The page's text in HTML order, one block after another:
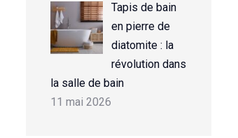
Tapis de bain
en pierre de
diatomite : la
révolution dans
la salle de bain
11 mai 2026